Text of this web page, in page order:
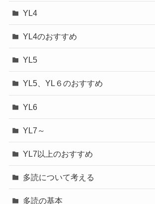
YL4
YL4のおすすめ
YL5
YL5、YL６のおすすめ
YL6
YL7～
YL7以上のおすすめ
多読について考える
多読の基本